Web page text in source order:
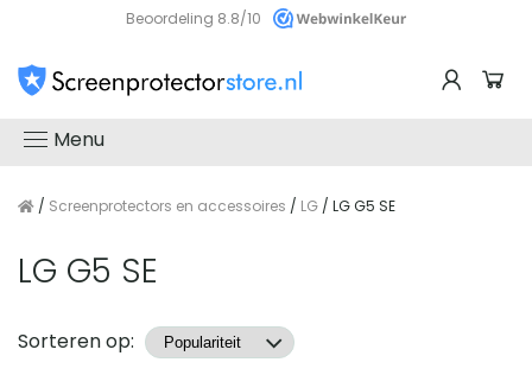
Beoordeling 8.8/10
Menu
/ Screenprotectors en accessoires / LG / LG G5 SE
LG G5 SE
Producten
Sorteren op: